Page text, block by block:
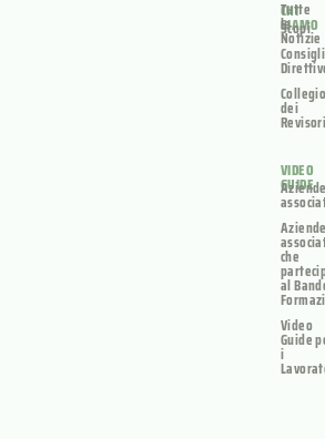
CHI
SIAMO
Scopi
dei
VIDEO
GUIDE
che
al
Video
Guide
i
Tutte
le
Notizie